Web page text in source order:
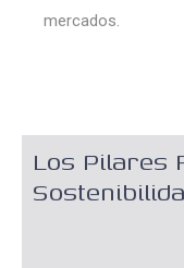
mercados.
Los Pilares